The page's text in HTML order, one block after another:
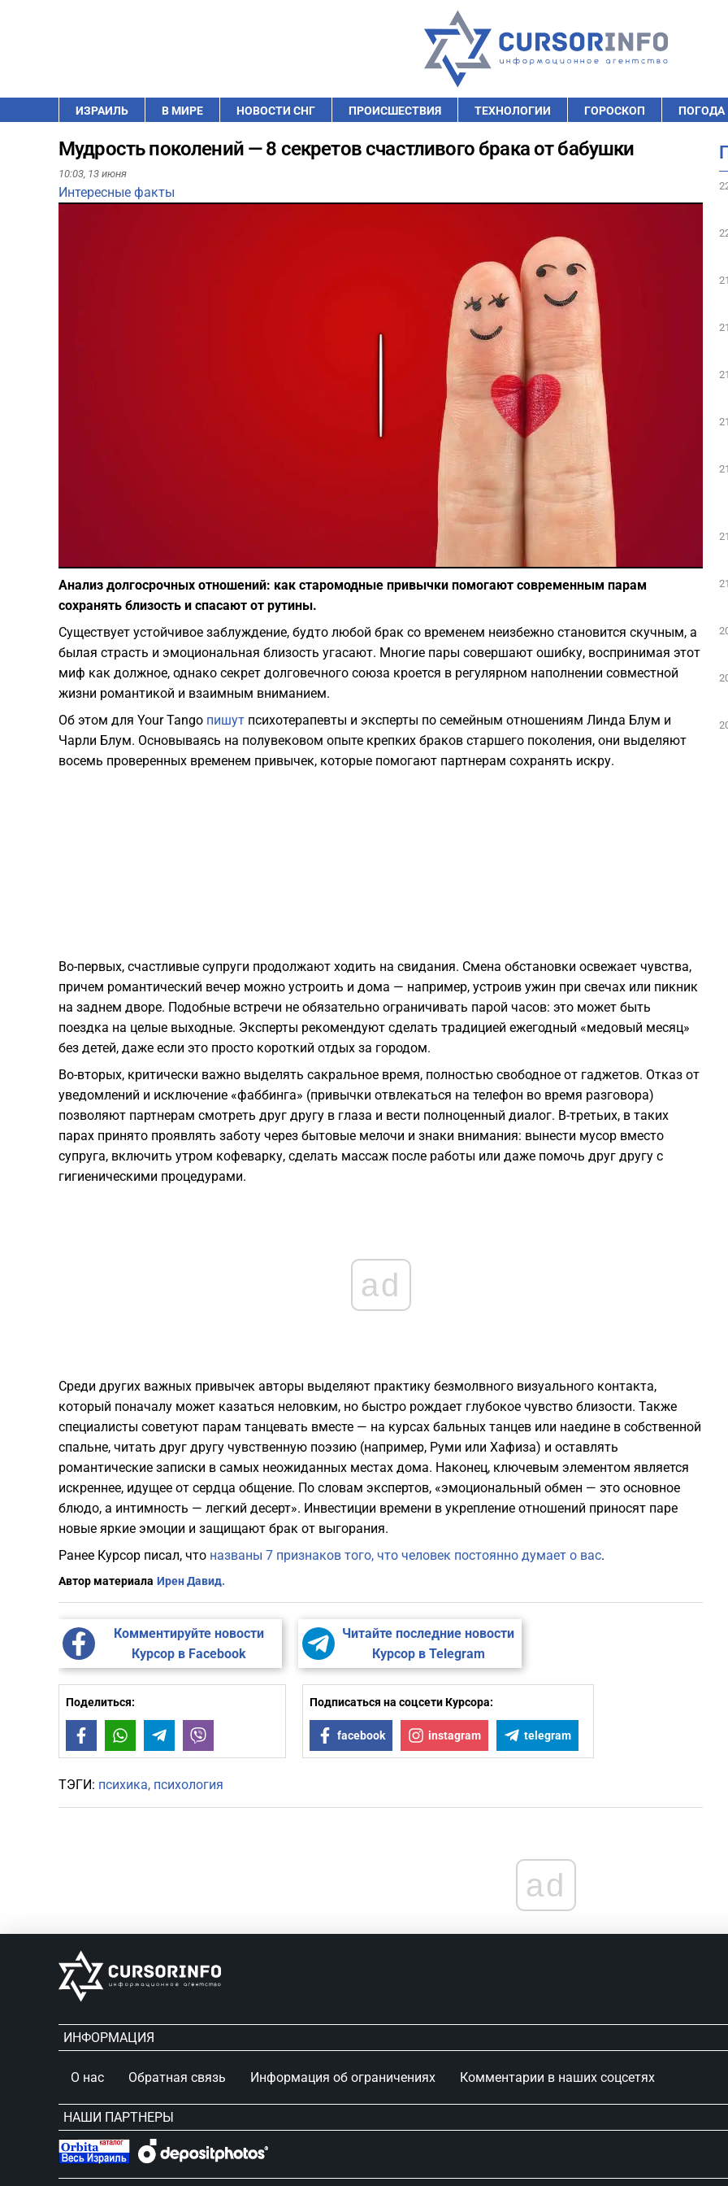
ИЗРАИЛЬ В МИРЕ НОВОСТИ СНГ ПРОИСШЕСТВИЯ ТЕХНОЛОГИИ ГОРОСКОП ПОГОДА
Мудрость поколений — 8 секретов счастливого брака от бабушки
10:03, 13 июня
Интересные факты
Анализ долгосрочных отношений: как старомодные привычки помогают современным парам
сохранять близость и спасают от рутины.
Существует устойчивое заблуждение, будто любой брак со временем неизбежно становится скучным, а
былая страсть и эмоциональная близость угасают. Многие пары совершают ошибку, воспринимая этот
миф как должное, однако секрет долговечного союза кроется в регулярном наполнении совместной
жизни романтикой и взаимным вниманием.
Об этом для Your Tango пишут психотерапевты и эксперты по семейным отношениям Линда Блум и
Чарли Блум. Основываясь на полувековом опыте крепких браков старшего поколения, они выделяют
восемь проверенных временем привычек, которые помогают партнерам сохранять искру.
Во-первых, счастливые супруги продолжают ходить на свидания. Смена обстановки освежает чувства,
причем романтический вечер можно устроить и дома — например, устроив ужин при свечах или пикник
на заднем дворе. Подобные встречи не обязательно ограничивать парой часов: это может быть
поездка на целые выходные. Эксперты рекомендуют сделать традицией ежегодный «медовый месяц»
без детей, даже если это просто короткий отдых за городом.
Во-вторых, критически важно выделять сакральное время, полностью свободное от гаджетов. Отказ от
уведомлений и исключение «фаббинга» (привычки отвлекаться на телефон во время разговора)
позволяют партнерам смотреть друг другу в глаза и вести полноценный диалог. В-третьих, в таких
парах принято проявлять заботу через бытовые мелочи и знаки внимания: вынести мусор вместо
супруга, включить утром кофеварку, сделать массаж после работы или даже помочь друг другу с
гигиеническими процедурами.
ad
Среди других важных привычек авторы выделяют практику безмолвного визуального контакта,
который поначалу может казаться неловким, но быстро рождает глубокое чувство близости. Также
специалисты советуют парам танцевать вместе — на курсах бальных танцев или наедине в собственной
спальне, читать друг другу чувственную поэзию (например, Руми или Хафиза) и оставлять
романтические записки в самых неожиданных местах дома. Наконец, ключевым элементом является
искреннее, идущее от сердца общение. По словам экспертов, «эмоциональный обмен — это основное
блюдо, а интимность — легкий десерт». Инвестиции времени в укрепление отношений приносят паре
новые яркие эмоции и защищают брак от выгорания.
Ранее Курсор писал, что названы 7 признаков того, что человек постоянно думает о вас.
Автор материала Ирен Давид.
Комментируйте новости
Курсор в Facebook
Читайте последние новости
Курсор в Telegram
Поделиться:
FacebookWhatsAppTelegram
Подписаться на соцсети Курсора:
facebook instagram telegram
ТЭГИ: психика психология
ad
ИНФОРМАЦИЯ
О нас Обратная связь Информация об ограничениях Комментарии в наших соцсетях
НАШИ ПАРТНЕРЫ